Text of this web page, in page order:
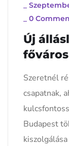
0
Új
Szeretnél
csapatnak,
Budapest